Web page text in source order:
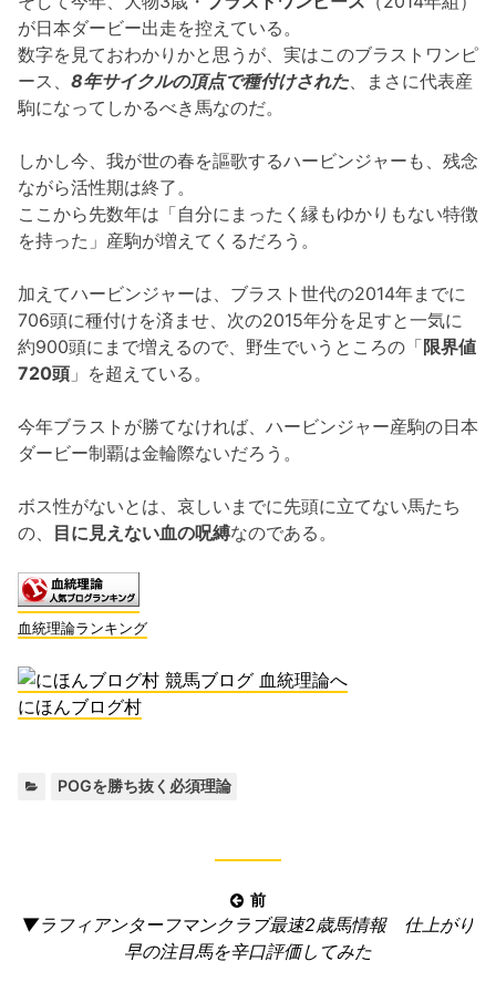
が日本ダービー出走を控えている。
数字を見ておわかりかと思うが、実はこのブラストワンピ
ース、 8年サイクルの頂点で種付けされた 、まさに代表産
駒になってしかるべき馬なのだ。
しかし今、我が世の春を謳歌するハービンジャーも、残念
ながら活性期は終了。
ここから先数年は「自分にまったく縁もゆかりもない特徴
を持った」産駒が増えてくるだろう。
加えてハービンジャーは、ブラスト世代の2014年までに
706頭に種付けを済ませ、次の2015年分を足すと一気に
約900頭にまで増えるので、野生でいうところの「限界値
720頭 」を超えている。
今年ブラストが勝てなければ、ハービンジャー産駒の日本
ダービー制覇は金輪際ないだろう。
ボス性がないとは、哀しいまでに先頭に立てない馬たち
の、 目に見えない血の呪縛なのである。
血統理論ランキング
にほんブログ村
POGを勝ち抜く必須理論
稿
前
前
▼ラフィアンターフマンクラブ最速2歳馬情報 仕上がり
早の注目馬を辛口評価してみた